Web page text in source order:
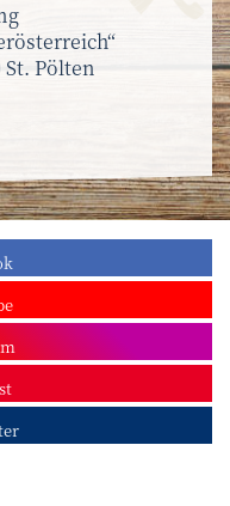
Pölten
Sie „So
Sie mehr
Sie unser
dir unsere Pins
Sie sich zum